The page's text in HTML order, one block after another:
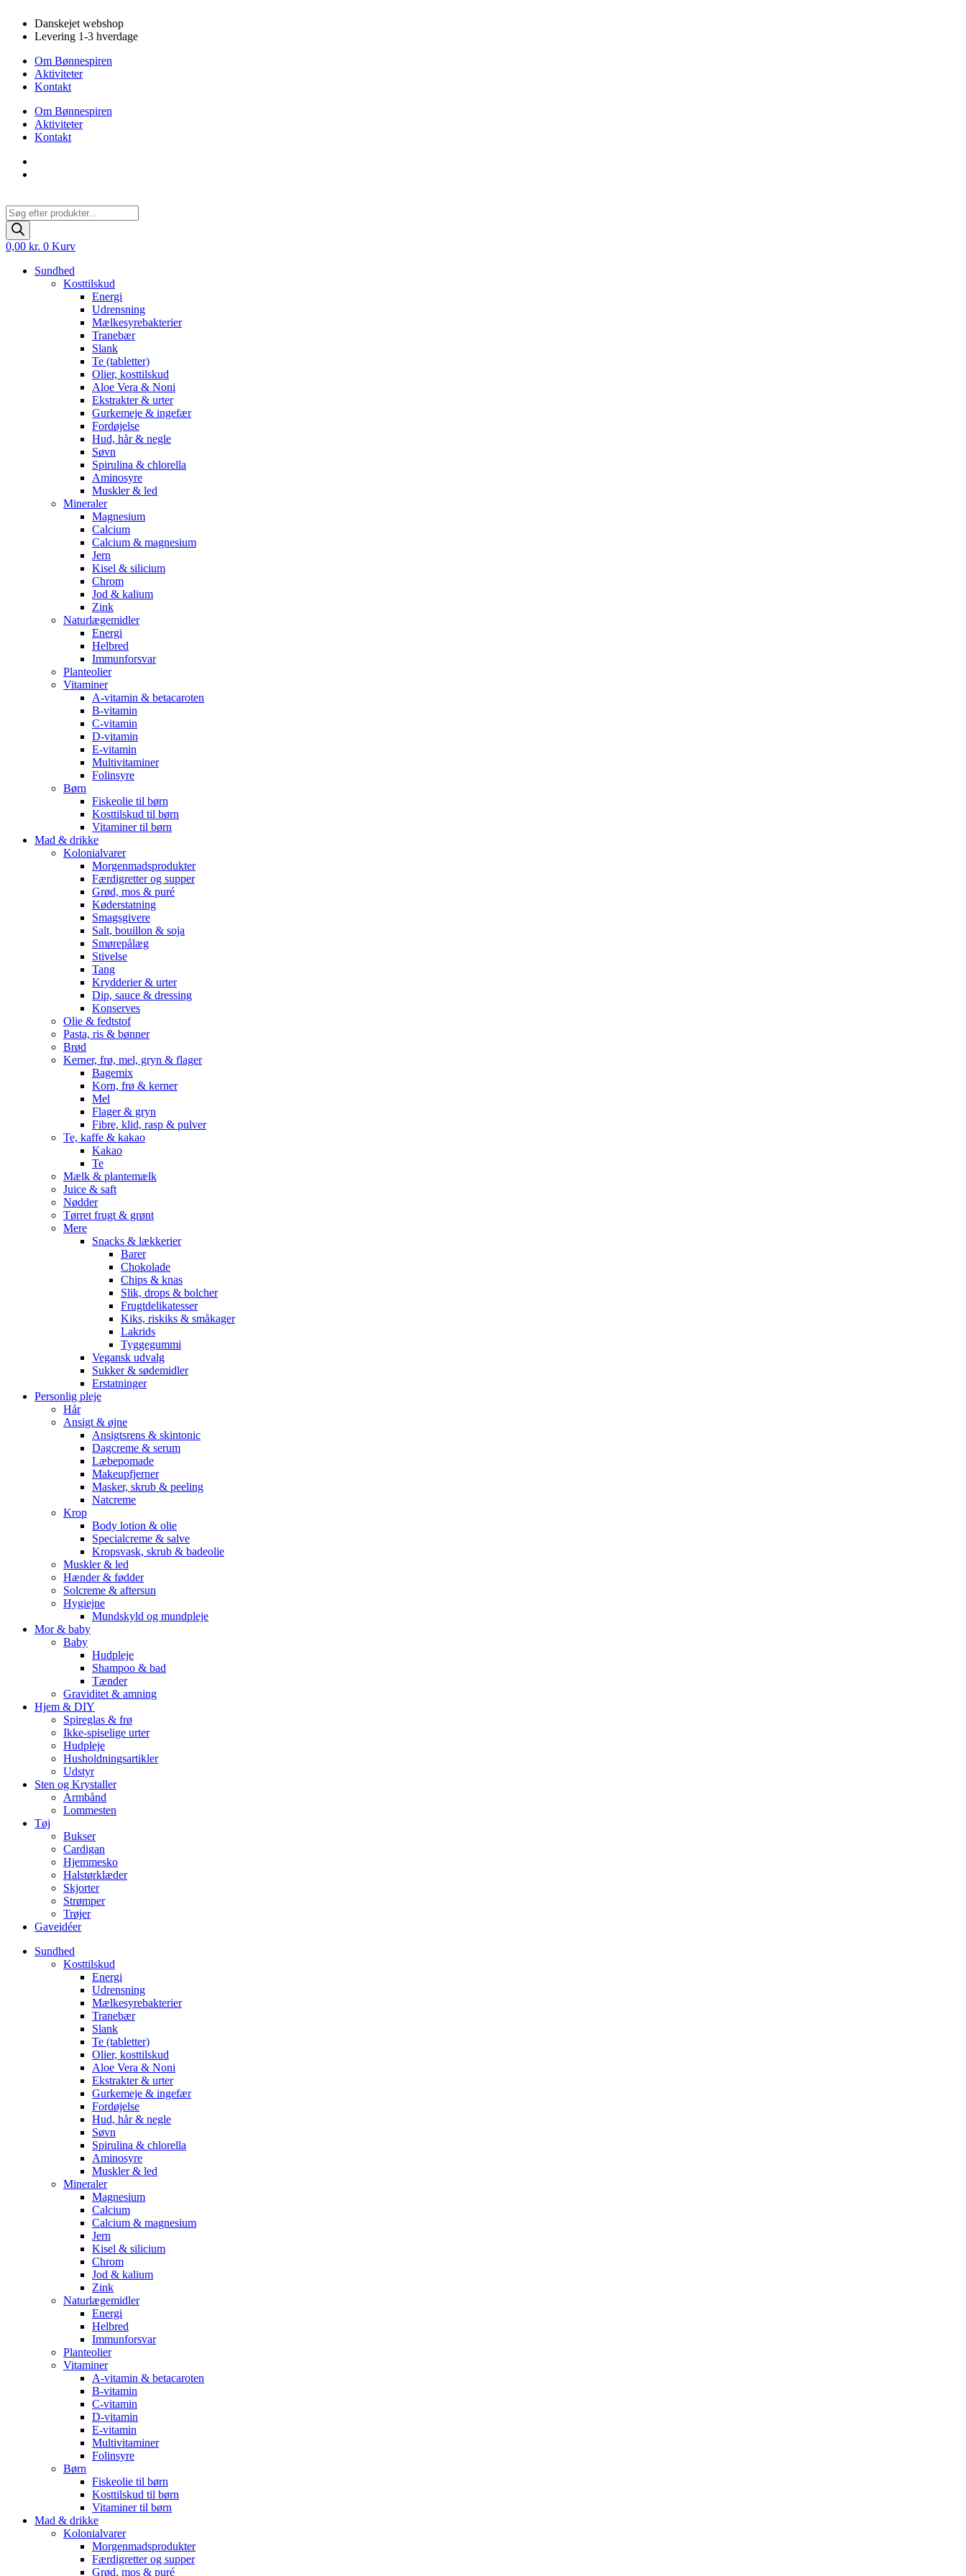
indhold
Danskejet webshop
Levering 1-3 hverdage
Om Bønnespiren
Aktiviteter
Kontakt
Om Bønnespiren
Aktiviteter
Kontakt
Products
search
0,00 kr. 0 Kurv
Sundhed
Kosttilskud
Energi
Udrensning
Mælkesyrebakterier
Tranebær
Slank
Te (tabletter)
Olier, kosttilskud
Aloe Vera & Noni
Ekstrakter & urter
Gurkemeje & ingefær
Fordøjelse
Hud, hår & negle
Søvn
Spirulina & chlorella
Aminosyre
Muskler & led
Mineraler
Magnesium
Calcium
Calcium & magnesium
Jern
Kisel & silicium
Chrom
Jod & kalium
Zink
Naturlægemidler
Energi
Helbred
Immunforsvar
Planteolier
Vitaminer
A-vitamin & betacaroten
B-vitamin
C-vitamin
D-vitamin
E-vitamin
Multivitaminer
Folinsyre
Børn
Fiskeolie til børn
Kosttilskud til børn
Vitaminer til børn
Mad & drikke
Kolonialvarer
Morgenmadsprodukter
Færdigretter og supper
Grød, mos & puré
Køderstatning
Smagsgivere
Salt, bouillon & soja
Smørepålæg
Stivelse
Tang
Krydderier & urter
Dip, sauce & dressing
Konserves
Olie & fedtstof
Pasta, ris & bønner
Brød
Kerner, frø, mel, gryn & flager
Bagemix
Korn, frø & kerner
Mel
Flager & gryn
Fibre, klid, rasp & pulver
Te, kaffe & kakao
Kakao
Te
Mælk & plantemælk
Juice & saft
Nødder
Tørret frugt & grønt
Mere
Snacks & lækkerier
Barer
Chokolade
Chips & knas
Slik, drops & bolcher
Frugtdelikatesser
Kiks, riskiks & småkager
Lakrids
Tyggegummi
Vegansk udvalg
Sukker & sødemidler
Erstatninger
Personlig pleje
Hår
Ansigt & øjne
Ansigtsrens & skintonic
Dagcreme & serum
Læbepomade
Makeupfjerner
Masker, skrub & peeling
Natcreme
Krop
Body lotion & olie
Specialcreme & salve
Kropsvask, skrub & badeolie
Muskler & led
Hænder & fødder
Solcreme & aftersun
Hygiejne
Mundskyld og mundpleje
Mor & baby
Baby
Hudpleje
Shampoo & bad
Tænder
Graviditet & amning
Hjem & DIY
Spireglas & frø
Ikke-spiselige urter
Hudpleje
Husholdningsartikler
Udstyr
Sten og Krystaller
Armbånd
Lommesten
Tøj
Bukser
Cardigan
Hjemmesko
Halstørklæder
Skjorter
Strømper
Trøjer
Gaveidéer
Sundhed
Kosttilskud
Energi
Udrensning
Mælkesyrebakterier
Tranebær
Slank
Te (tabletter)
Olier, kosttilskud
Aloe Vera & Noni
Ekstrakter & urter
Gurkemeje & ingefær
Fordøjelse
Hud, hår & negle
Søvn
Spirulina & chlorella
Aminosyre
Muskler & led
Mineraler
Magnesium
Calcium
Calcium & magnesium
Jern
Kisel & silicium
Chrom
Jod & kalium
Zink
Naturlægemidler
Energi
Helbred
Immunforsvar
Planteolier
Vitaminer
A-vitamin & betacaroten
B-vitamin
C-vitamin
D-vitamin
E-vitamin
Multivitaminer
Folinsyre
Børn
Fiskeolie til børn
Kosttilskud til børn
Vitaminer til børn
Mad & drikke
Kolonialvarer
Morgenmadsprodukter
Færdigretter og supper
Grød, mos & puré